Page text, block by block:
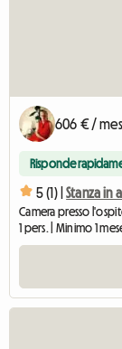
606 € /
Risponde
5 (1) | Stanza in
Camera presso
1 pers. | Minimo 1